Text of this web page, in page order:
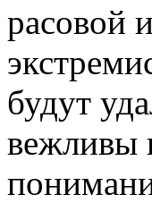
расовой
будут
вежливы